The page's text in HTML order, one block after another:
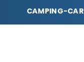
CAMPING-CAR